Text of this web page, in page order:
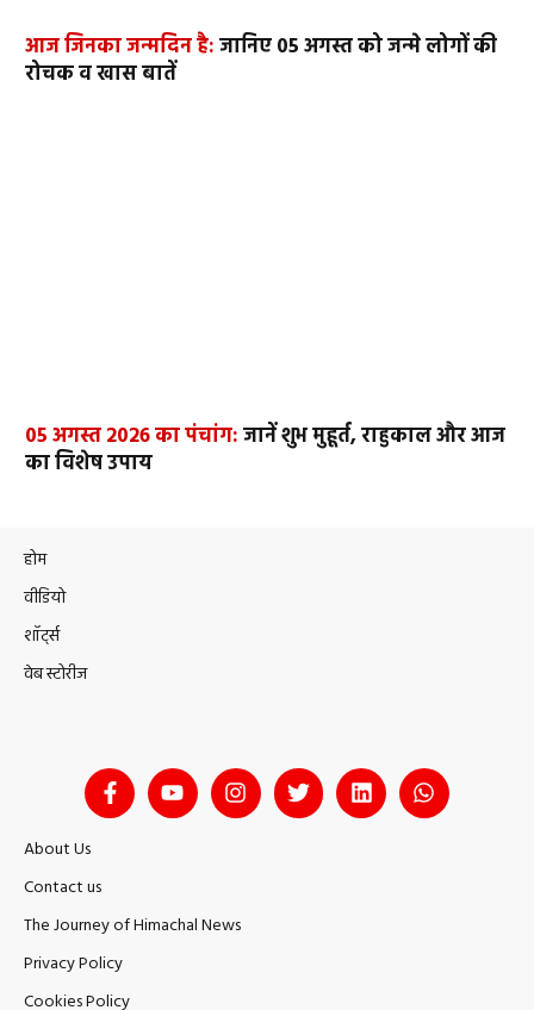
आज जिनका जन्मदिन है:जानिए 05 अगस्त को जन्मे लोगों की
रोचक व खास बातें
05 अगस्त 2026 का पंचांग:जानें शुभ मुहूर्त, राहुकाल और आज
का विशेष उपाय
होम
वीडियो
शॉर्ट्स
वेब स्टोरीज
About Us
Contact us
The Journey of Himachal News
Privacy Policy
Cookies Policy